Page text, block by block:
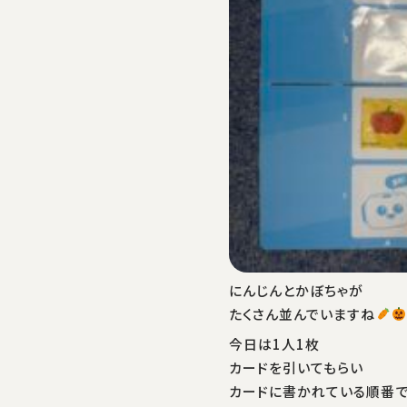
にんじんとかぼちゃが
たくさん並んでいますね
今日は1人1枚
カードを引いてもらい
カードに書かれている順番